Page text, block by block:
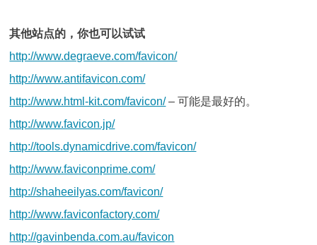
其他站点的，你也可以试试
http://www.degraeve.com/favicon/
http://www.antifavicon.com/
http://www.html-kit.com/favicon/– 可能是最好的。
http://www.favicon.jp/
http://tools.dynamicdrive.com/favicon/
http://www.faviconprime.com/
http://shaheeilyas.com/favicon/
http://www.faviconfactory.com/
http://gavinbenda.com.au/favicon